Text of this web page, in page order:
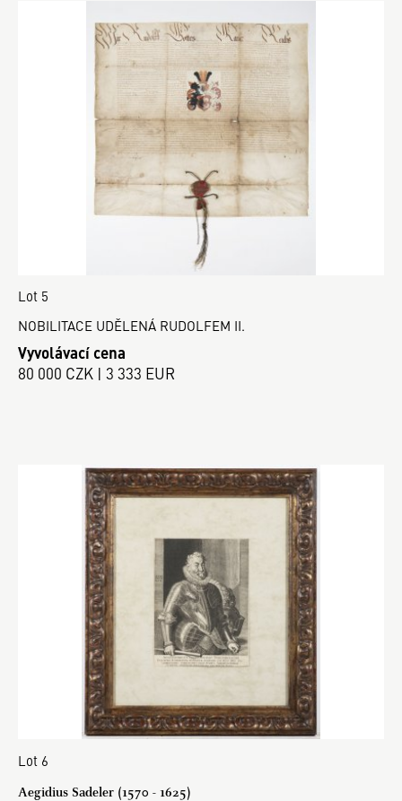
Lot 5
NOBILITACE UDĚLENÁ RUDOLFEM II.
Vyvolávací cena
80 000 CZK | 3 333 EUR
Lot 6
Aegidius Sadeler (1570 - 1625)